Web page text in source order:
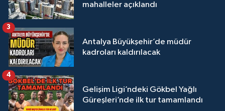
mahalleler açıklandı
Antalya Büyükşehir’de müdür
kadroları kaldırılacak
3
Gelişim Ligi’ndeki Gökbel Yağlı
Güreşleri’nde ilk tur tamamlandı
4